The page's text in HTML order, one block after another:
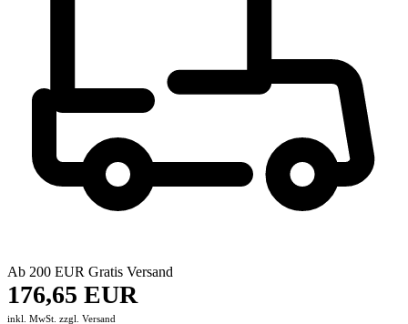
Ab 200 EUR Gratis Versand
176,65 EUR
inkl. MwSt. zzgl. Versand